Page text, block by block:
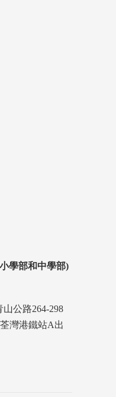
學部和中學部)
公路264-298
灣港鐵站A出